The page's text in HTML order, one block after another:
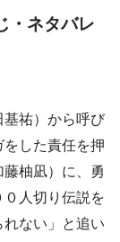
・ネタバレ
基祐）から呼び
した責任を押
柚凪）に、勇
人切り伝説を
ない」と追い